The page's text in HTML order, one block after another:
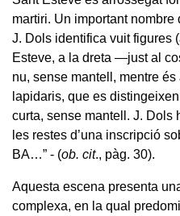
martiri. Un important nombre
J. Dols identifica vuit figures
Esteve, a la dreta —just al
nu, sense mantell, mentre
lapidaris, que es
curta, sense mantell. J. Dols
les restes d’una inscripció
BA…” - (ob. cit., pàg. 30).
Aquesta escena presenta
complexa, en la qual